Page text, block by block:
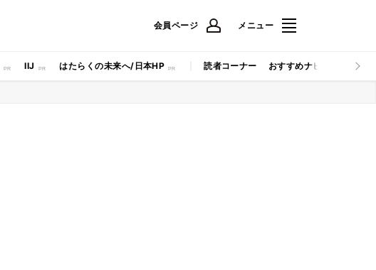
会員ページ メニュー
IIJ はたらくの未来へ/日本HP 読者コーナー おすすめナビ マイナビ